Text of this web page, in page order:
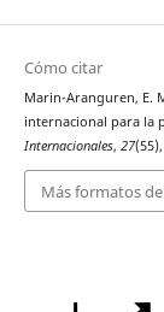
Cómo citar
Marin-Aranguren, E.
internacional para la
Internacionales, 27
Más formatos